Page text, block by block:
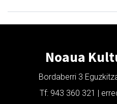
Noaua
Bordaberri 3
Tf: 943 360 321 |